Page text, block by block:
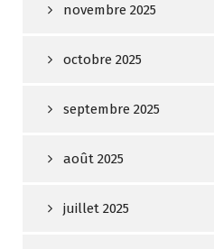
novembre 2025
octobre 2025
septembre 2025
août 2025
juillet 2025